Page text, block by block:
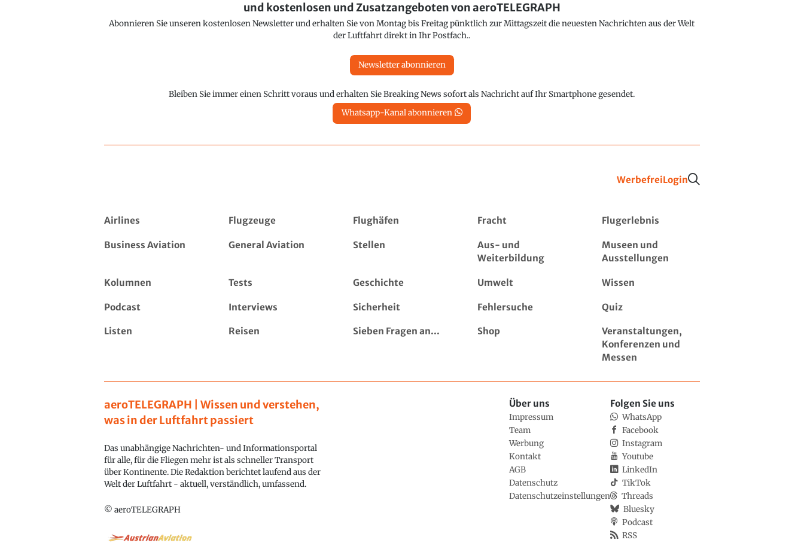
und kostenlosen und Zusatzangeboten von aeroTELEGRAPH
Abonnieren Sie unseren kostenlosen Newsletter und erhalten Sie von Montag bis Freitag pünktlich zur Mittagszeit die neuesten Nachrichten aus der Welt
der Luftfahrt direkt in Ihr Postfach..
Newsletter abonnieren
Bleiben Sie immer einen Schritt voraus und erhalten Sie Breaking News sofort als Nachricht auf Ihr Smartphone gesendet.
Whatsapp-Kanal abonnieren
WerbefreiLogin
Airlines Flugzeuge Flughäfen Fracht Flugerlebnis
Business Aviation General Aviation Stellen
Aus- und
Weiterbildung
Museen und
Ausstellungen
Kolumnen Tests Geschichte Umwelt Wissen
Podcast Interviews Sicherheit Fehlersuche Quiz
Listen Reisen Sieben Fragen an... Shop
Veranstaltungen,
Konferenzen und
Messen
aeroTELEGRAPH | Wissen und verstehen,
was in der Luftfahrt passiert
Das unabhängige Nachrichten- und Informationsportal
für alle, für die Fliegen mehr ist als schneller Transport
über Kontinente. Die Redaktion berichtet laufend aus der
Welt der Luftfahrt - aktuell, verständlich, umfassend.
© aeroTELEGRAPH
Über uns
Impressum
Team
Werbung
Kontakt
AGB
Datenschutz
Datenschutzeinstellungen
Folgen Sie uns
WhatsApp
Facebook
Instagram
Youtube
LinkedIn
TikTok
Threads
Bluesky
Podcast
RSS